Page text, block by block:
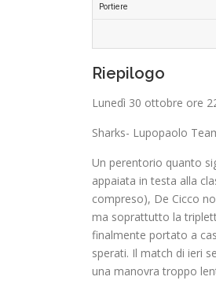
Portiere
Riepilogo
Lunedì 30 ottobre ore
Sharks- Lupopaolo
Un perentorio quanto
appaiata in testa alla
compreso), De Cicco
ma soprattutto la
finalmente portato a
sperati. Il match di ieri
una manovra troppo